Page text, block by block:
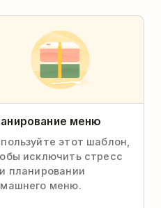
меню
этот шаблон,
исключить стресс
планировании
меню.